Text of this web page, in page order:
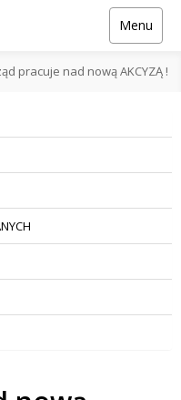
Menu
pracuje nad nową AKCYZĄ !